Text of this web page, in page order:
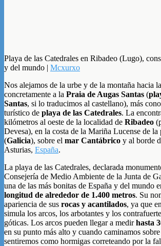
Playa de las Catedrales en Ribadeo (Lugo),
y del mundo | Mcxurxo
Nos alejamos de la urbe y de la montaña hacia
concretamente a la Praia de Augas Santas (
Santas, si lo traducimos al castellano), más
turístico de playa de las Catedrales. La
kilómetros al oeste de la localidad de Ribadeo
Devesa), en la costa de la Mariña Lucense de
(Galicia), sobre el mar Cantábrico y al borde
Asturias, España.
La playa de las Catedrales, declarada
Consejería de Medio Ambiente de la Junta de
una de las más bonitas de España y del mundo
longitud de alrededor de 1.400 metros. Su
apariencia de sus rocas y acantilados, ya que
simula los arcos, los arbotantes y los
góticas. Los arcos pueden llegar a medirhasta
en su punto más alto y cuando caminamos
sentiremos como hormigas correteando por la